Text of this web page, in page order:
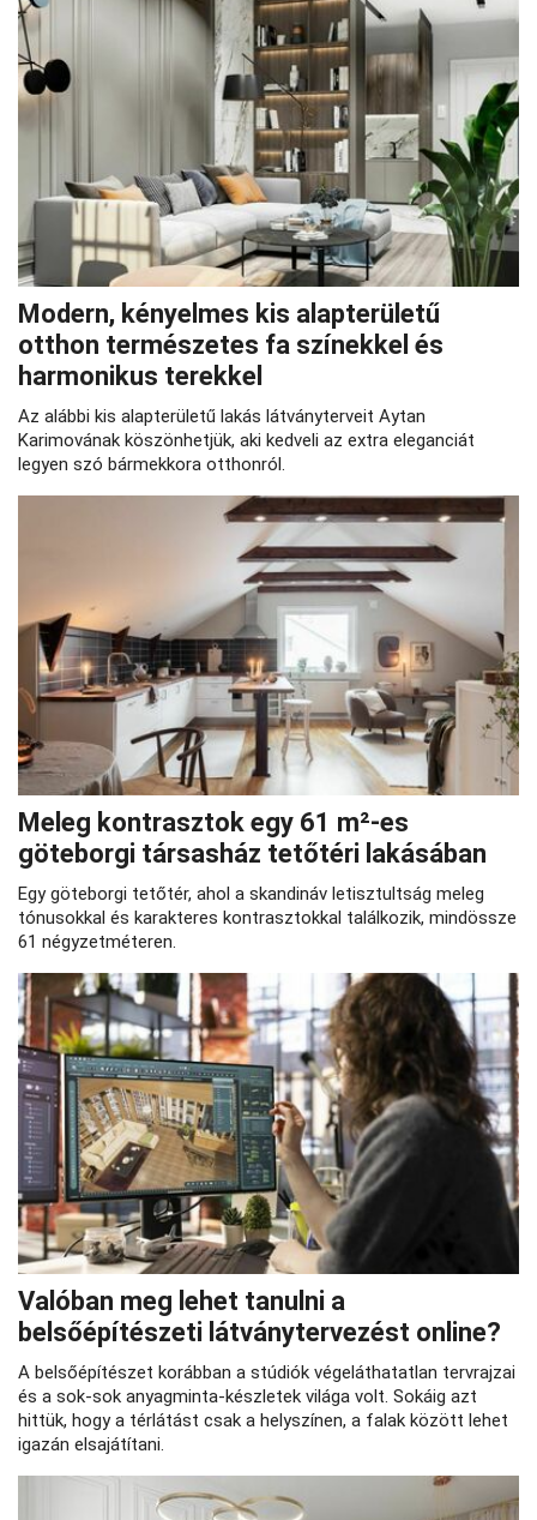
Modern, kényelmes kis alapterületű
otthon természetes fa színekkel és
harmonikus terekkel
Az alábbi kis alapterületű lakás látványterveit Aytan
Karimovának köszönhetjük, aki kedveli az extra eleganciát
legyen szó bármekkora otthonról.
Meleg kontrasztok egy 61 m²-es
göteborgi társasház tetőtéri lakásában
Egy göteborgi tetőtér, ahol a skandináv letisztultság meleg
tónusokkal és karakteres kontrasztokkal találkozik, mindössze
61 négyzetméteren.
Valóban meg lehet tanulni a
belsőépítészeti látványtervezést online?
A belsőépítészet korábban a stúdiók végeláthatatlan tervrajzai
és a sok-sok anyagminta-készletek világa volt. Sokáig azt
hittük, hogy a térlátást csak a helyszínen, a falak között lehet
igazán elsajátítani.